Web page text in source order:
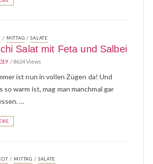
/ MITTAG / SALATE
Salat mit Feta und Salbei
8624 Views
ist nun in vollen Zügen da! Und
so warm ist, mag man manchmal gar
…
/ MITTAG / SALATE